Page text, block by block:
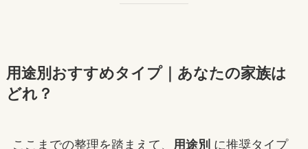
用途別おすすめタイプ｜あなたの家族は
どれ？
ここまでの整理を踏まえて、 用途別 に推奨タイプ